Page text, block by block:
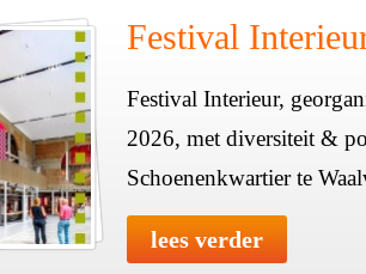
Festival
Festival Interieur,
2026, met diversiteit &
Schoenenkwartier te
lees verder